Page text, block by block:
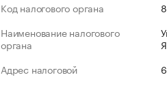
Код налогового органа
Наименование налогового
органа
Адрес налоговой